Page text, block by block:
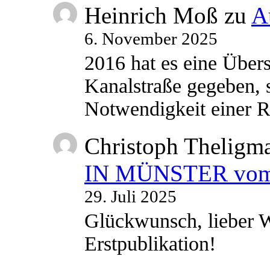
Heinrich Moß zu
6. November 2025
2016 hat es eine
Kanalstraße
Notwendigkeit einer
Christoph
IN MÜNSTER
29. Juli 2025
Glückwunsch, lieber
Erstpublikation!